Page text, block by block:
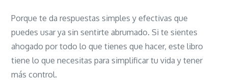
Porque te da respuestas simples y efectivas que
puedes usar ya sin sentirte abrumado. Si te sientes
ahogado por todo lo que tienes que hacer, este libro
tiene lo que necesitas para simplificar tu vida y tener
más control.